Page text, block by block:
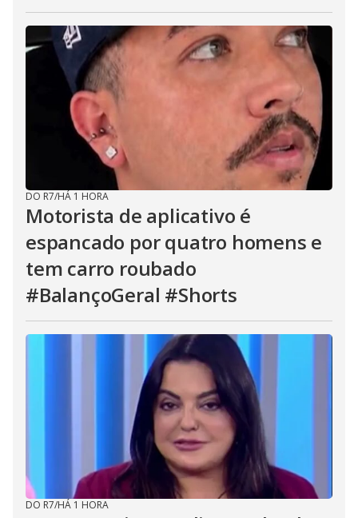
DO R7/HÁ 1 HORA
Motorista de aplicativo é
espancado por quatro homens e
tem carro roubado
#BalançoGeral #Shorts
DO R7/HÁ 1 HORA